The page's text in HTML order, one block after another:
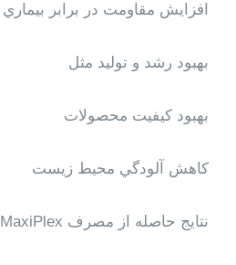
افزايش مقاومت در برابر بيماري
بهبود رشد و توليد مثل
بهبود كيفيت محصولات
كاهش آلودگي محيط زيست
نتايج حاصله از مصرف MaxiPlex